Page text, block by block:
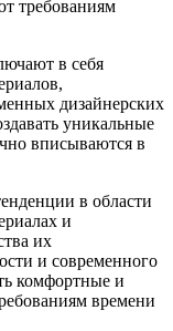
требованиям
в себя
дизайнерских
уникальные
вписываются в
в области
и
их
и современного
комфортные и
времени